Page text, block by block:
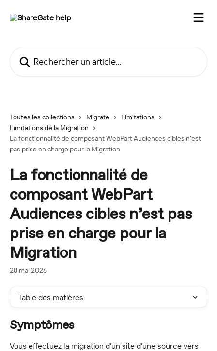
Toutes les collections Migrate
Limitations
Limitations de la Migration
La fonctionnalité de composant WebPart Audiences cibles n’est
pas prise en charge pour la Migration
La fonctionnalité de
composant WebPart
Audiences cibles n’est pas
prise en charge pour la
Migration
28 mai 2026
Table des matières
Symptômes
Vous effectuez la migration d’un site d’une source vers